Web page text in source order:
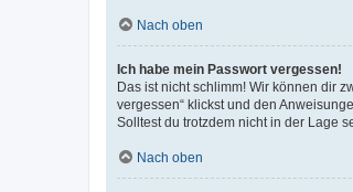
Nach oben
Ich habe mein Passwort vergessen!
Das ist nicht schlimm! Wir können dir
vergessen“ klickst und den
Solltest du trotzdem nicht in der Lage
Nach oben